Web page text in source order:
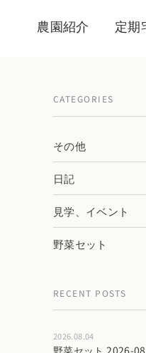
農園紹介 定期
CATEGORIES
その他
日記
見学、イベント
野菜セット
RECENT POSTS
2026.08.04
野菜セット 2026-